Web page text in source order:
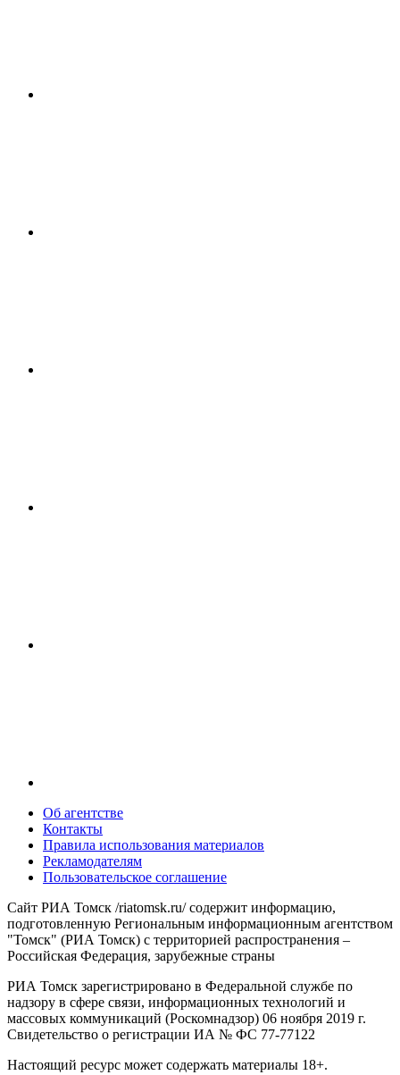
Об агентстве
Контакты
Правила использования материалов
Рекламодателям
Пользовательское соглашение
Сайт РИА Томск /riatomsk.ru/ содержит информацию,
подготовленную Региональным информационным агентством
"Томск" (РИА Томск) с территорией распространения –
Российская Федерация, зарубежные страны
РИА Томск зарегистрировано в Федеральной службе по
надзору в сфере связи, информационных технологий и
массовых коммуникаций (Роскомнадзор) 06 ноября 2019 г.
Свидетельство о регистрации ИА № ФС 77-77122
Настоящий ресурс может содержать материалы 18+.